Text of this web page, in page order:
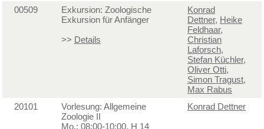
00509
Exkursion: Zoologische
Exkursion für Anfänger
>> Details
Konrad
Dettner, Heike
Feldhaar,
Christian
Laforsch,
Stefan Küchler,
Oliver Otti,
Simon Tragust,
Max Rabus
20101
Vorlesung: Allgemeine
Zoologie II
Mo.: 08:00-10:00, H 14
Konrad Dettner